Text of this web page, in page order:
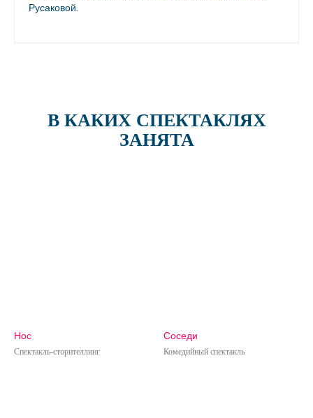
Русаковой.
В КАКИХ СПЕКТАКЛЯХ
ЗАНЯТА
Нос
Спектакль-сторителлинг
Соседи
Комедийный спектакль